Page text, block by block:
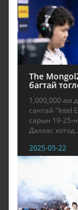
The
багтай
1,000,000
сантай "Intel
сарын 19-25-
Даллас
2025-05-22